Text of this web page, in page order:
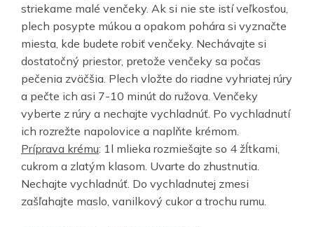
striekame malé venčeky. Ak si nie ste istí veľkosťou,
plech posypte múkou a opakom pohára si vyznačte
miesta, kde budete robiť venčeky. Nechávajte si
dostatočný priestor, pretože venčeky sa počas
pečenia zväčšia. Plech vložte do riadne vyhriatej rúry
a pečte ich asi 7-10 minút do ružova. Venčeky
vyberte z rúry a nechajte vychladnúť. Po vychladnutí
ich rozrežte napolovice a naplňte krémom.
Príprava krému: 1l mlieka rozmiešajte so 4 žĺtkami,
cukrom a zlatým klasom. Uvarte do zhustnutia.
Nechajte vychladnúť. Do vychladnutej zmesi
zašľahajte maslo, vanilkový cukor a trochu rumu.